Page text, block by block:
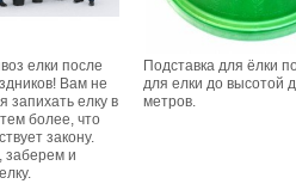
елки после
Вам не
запихать елку в
более, что
закону.
и
Подставка для ёлки
для елки до высотой
метров.